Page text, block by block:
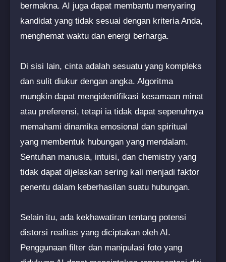
bermakna. AI juga dapat membantu menyaring
kandidat yang tidak sesuai dengan kriteria Anda,
menghemat waktu dan energi berharga.
Di sisi lain, cinta adalah sesuatu yang kompleks
dan sulit diukur dengan angka. Algoritma
mungkin dapat mengidentifikasi kesamaan minat
atau preferensi, tetapi ia tidak dapat sepenuhnya
memahami dinamika emosional dan spiritual
yang membentuk hubungan yang mendalam.
Sentuhan manusia, intuisi, dan chemistry yang
tidak dapat dijelaskan sering kali menjadi faktor
penentu dalam keberhasilan suatu hubungan.
Selain itu, ada kekhawatiran tentang potensi
distorsi realitas yang diciptakan oleh AI.
Penggunaan filter dan manipulasi foto yang